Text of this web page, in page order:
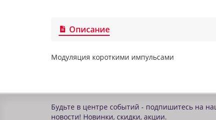
Описание
Модуляция короткими импульсами
Будьте в центре событий - подпишитесь на
новости! Новинки, скидки, акции.